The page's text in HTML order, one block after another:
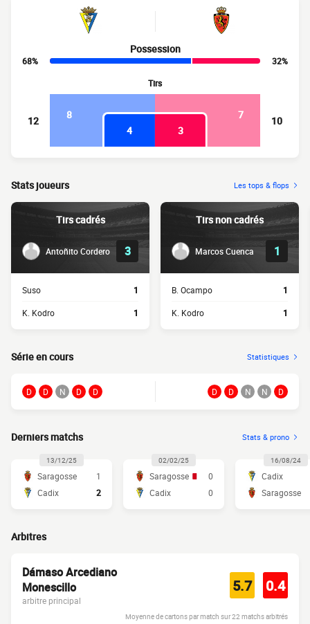
Possession
68%
32%
Tirs
12 8
7
4
3
10
Stats joueurs Les tops & flops
Tirs cadrés
Antoñito Cordero 3
Suso 1
K. Kodro 1
Tirs non cadrés
Marcos Cuenca 1
B. Ocampo 1
K. Kodro 1
Série en cours Statistiques
D D N D D D D N N D
Derniers matchs Stats & prono
13/12/25
Saragosse
1
Cadix
2
02/02/25
Saragosse
0
Cadix
0
16/08/24
Cadix
Saragosse
Arbitres
Dámaso Arcediano
Monescillo
arbitre principal
5.7 0.4
Moyenne de cartons par match sur 22 matchs arbitrés